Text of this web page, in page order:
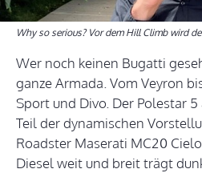
Why so serious? Vor dem Hill Climb wird
Wer noch keinen Bugatti
ganze Armada. Vom Veyron
Sport und Divo. Der Polestar
Teil der dynamischen
Roadster Maserati MC20
Diesel weit und breit trägt